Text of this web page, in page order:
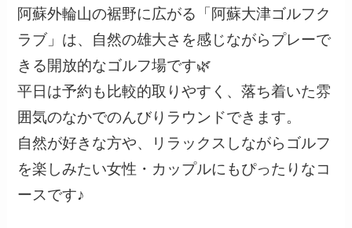
阿蘇外輪山の裾野に広がる「阿蘇大津ゴルフク
ラブ」は、自然の雄大さを感じながらプレーで
きる開放的なゴルフ場です🌿
平日は予約も比較的取りやすく、落ち着いた雰
囲気のなかでのんびりラウンドできます。
自然が好きな方や、リラックスしながらゴルフ
を楽しみたい女性・カップルにもぴったりなコ
ースです♪